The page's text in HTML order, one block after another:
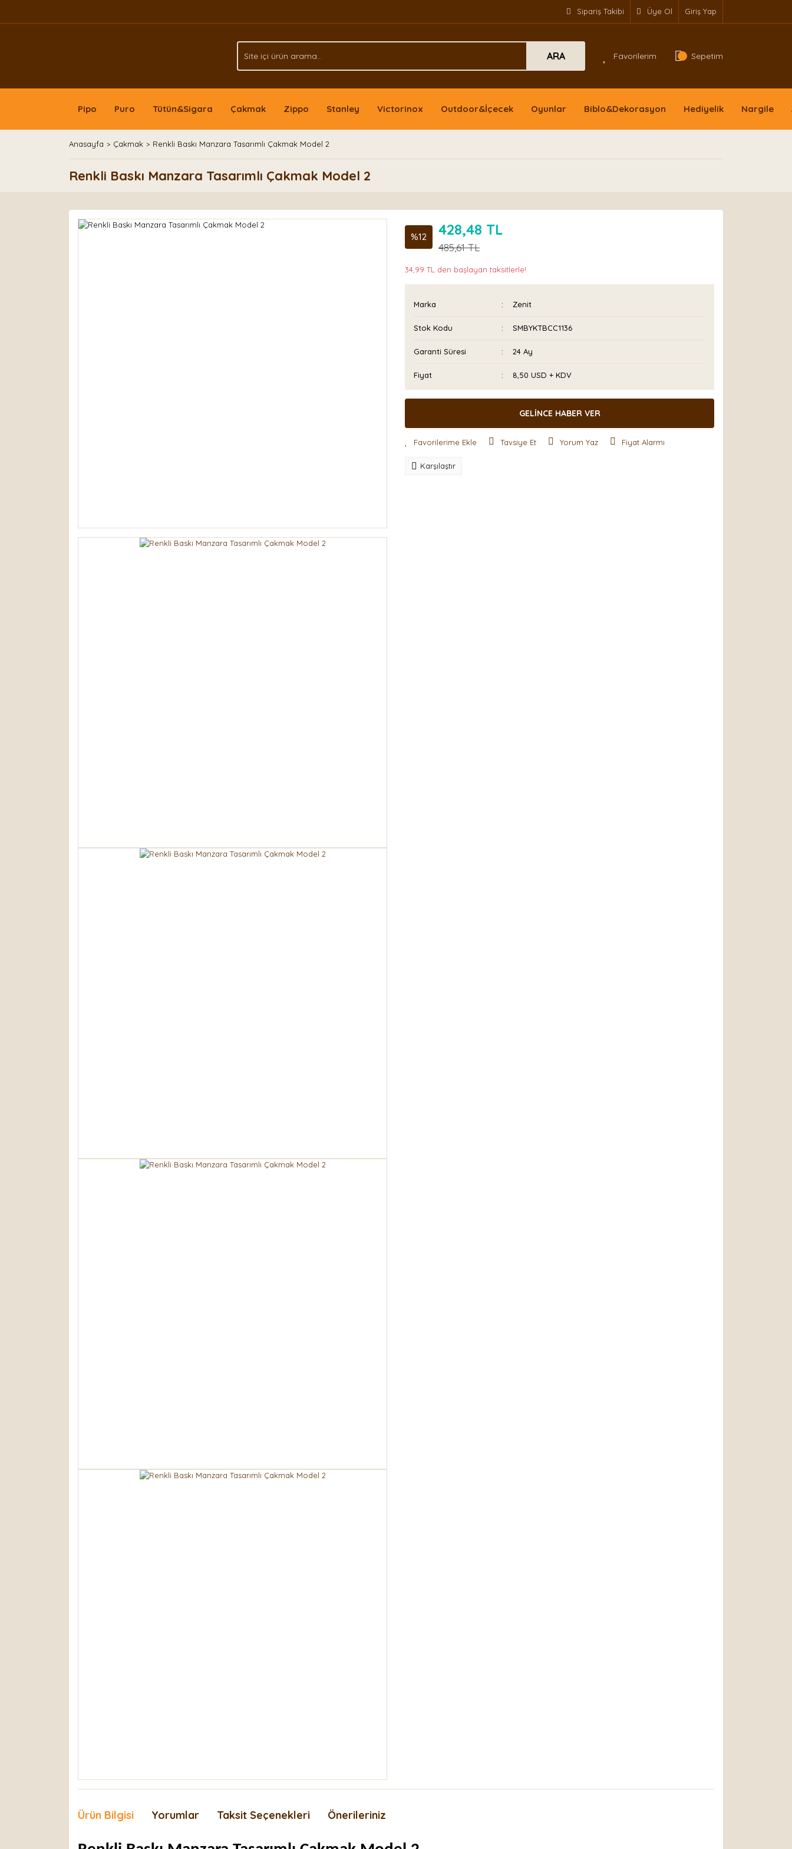
Sipariş Takibi Üye Ol Giriş Yap
ARA Favorilerim Sepetim
Pipo Puro Tütün&Sigara Çakmak Zippo Stanley Victorinox Outdoor&İçecek Oyunlar Biblo&Dekorasyon Hediyelik Nargile
Anasayfa Çakmak Renkli Baskı Manzara Tasarımlı Çakmak Model 2
Renkli Baskı Manzara Tasarımlı Çakmak Model 2
%12 428,48 TL
485,61 TL
34,99 TL den başlayan taksitlerle!
Marka Zenit
Stok Kodu SMBYKTBCC1136
Garanti Süresi 24 Ay
Fiyat 8,50 USD + KDV
GELİNCE HABER VER
Tavsiye Et Yorum Yaz Fiyat Alarmı
Karşılaştır
Ürün Bilgisi Yorumlar Taksit Seçenekleri Önerileriniz